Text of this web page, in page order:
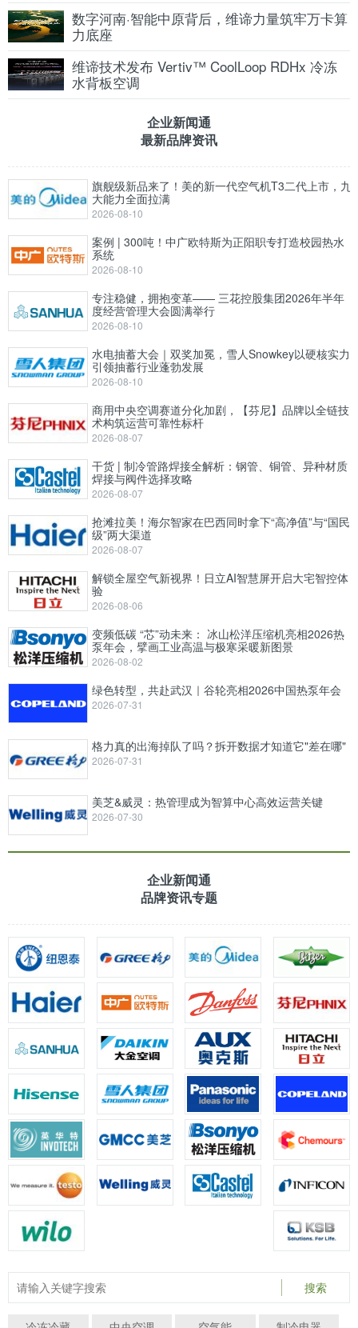
数字河南·智能中原背后，维谛力量筑牢万卡算
力底座
维谛技术发布 Vertiv™ CoolLoop RDHx 冷冻
水背板空调
企业新闻通
最新品牌资讯
旗舰级新品来了！美的新一代空气机T3二代上市，九
大能力全面拉满
2026-08-10
案例 | 300吨！中广欧特斯为正阳职专打造校园热水
系统
2026-08-10
专注稳健，拥抱变革—— 三花控股集团2026年半年
度经营管理大会圆满举行
2026-08-10
水电抽蓄大会｜双奖加冕，雪人Snowkey以硬核实力
引领抽蓄行业蓬勃发展
2026-08-10
商用中央空调赛道分化加剧，【芬尼】品牌以全链技
术构筑运营可靠性标杆
2026-08-07
干货 | 制冷管路焊接全解析：钢管、铜管、异种材质
焊接与阀件选择攻略
2026-08-07
抢滩拉美！海尔智家在巴西同时拿下“高净值”与“国民
级”两大渠道
2026-08-07
解锁全屋空气新视界！日立AI智慧屏开启大宅智控体
验
2026-08-06
变频低碳 “芯”动未来： 冰山松洋压缩机亮相2026热
泵年会，擘画工业高温与极寒采暖新图景
2026-08-02
绿色转型，共赴武汉｜谷轮亮相2026中国热泵年会
2026-07-31
格力真的出海掉队了吗？拆开数据才知道它"差在哪"
2026-07-31
美芝&威灵：热管理成为智算中心高效运营关键
2026-07-30
企业新闻通
品牌资讯专题
搜索